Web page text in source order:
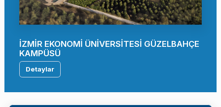
İZMİR EKONOMİ ÜNİVERSİTESİ GÜZELBAHÇE
KAMPÜSÜ
Detaylar